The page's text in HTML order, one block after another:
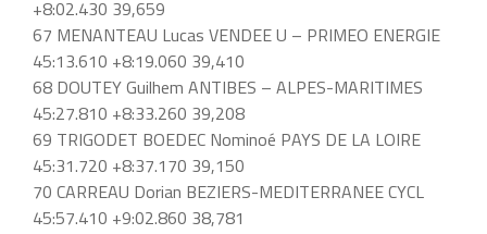
+8:02.430 39,659
67 MENANTEAU Lucas VENDEE U – PRIMEO ENERGIE
45:13.610 +8:19.060 39,410
68 DOUTEY Guilhem ANTIBES – ALPES-MARITIMES
45:27.810 +8:33.260 39,208
69 TRIGODET BOEDEC Nominoé PAYS DE LA LOIRE
45:31.720 +8:37.170 39,150
70 CARREAU Dorian BEZIERS-MEDITERRANEE CYCL
45:57.410 +9:02.860 38,781